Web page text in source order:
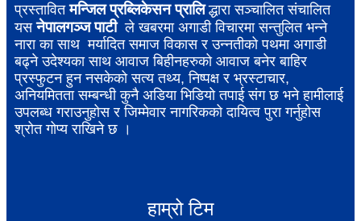
प्रस्तावितमन्जिल प्रब्लिकेसन प्रालिद्धारा सञ्चालित संचालित
यसनेपालगञ्ज पाटीले खबरमा अगाडी विचारमा सन्तुलित भन्ने
नारा का साथ मर्यादित समाज विकास र उन्नतीको पथमा अगाडी
बढ्ने उदेश्यका साथ आवाज बिहीनहरुको आवाज बनेर बाहिर
प्रस्फुटन हुन नसकेको सत्य तथ्य, निष्पक्ष र भ्रस्टाचार,
अनियमितता सम्बन्धी कुनै अडिया भिडियो तपाई संग छ भने हामीलाई
उपलब्ध गराउनुहोस र जिम्मेवार नागरिकको दायित्व पुरा गर्नुहोस
श्रोत गोप्य राखिने छ ।
हाम्रो टिम